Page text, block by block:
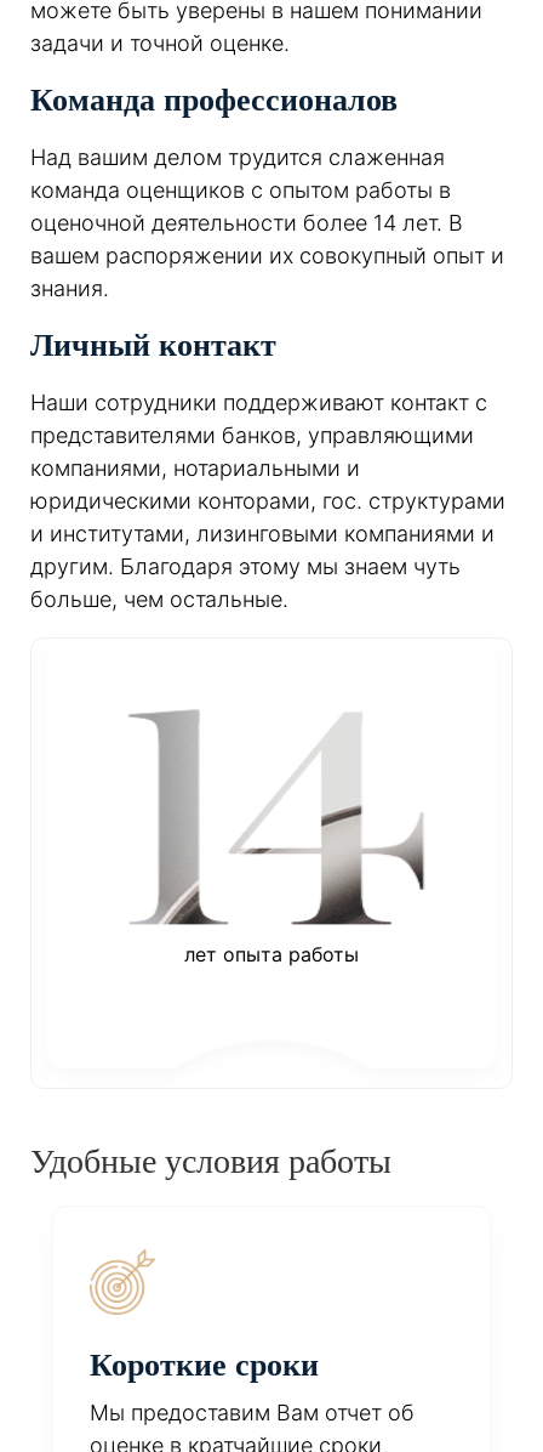
можете быть уверены в нашем понимании
задачи и точной оценке.
Команда профессионалов
Над вашим делом трудится слаженная
команда оценщиков с опытом работы в
оценочной деятельности более 14 лет. В
вашем распоряжении их совокупный опыт и
знания.
Личный контакт
Наши сотрудники поддерживают контакт с
представителями банков, управляющими
компаниями, нотариальными и
юридическими конторами, гос. структурами
и институтами, лизинговыми компаниями и
другим. Благодаря этому мы знаем чуть
больше, чем остальные.
лет опыта работы
Удобные условия работы
Короткие сроки
Мы предоставим Вам отчет об
оценке в кратчайшие сроки